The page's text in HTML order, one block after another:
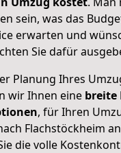
sein, was das
erwarten und
Sie dafür
Planung Ihres
wir Ihnen eine breite
, für Ihren
Flachstöckheim
die volle